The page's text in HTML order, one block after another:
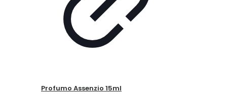
Profumo Assenzio 15ml